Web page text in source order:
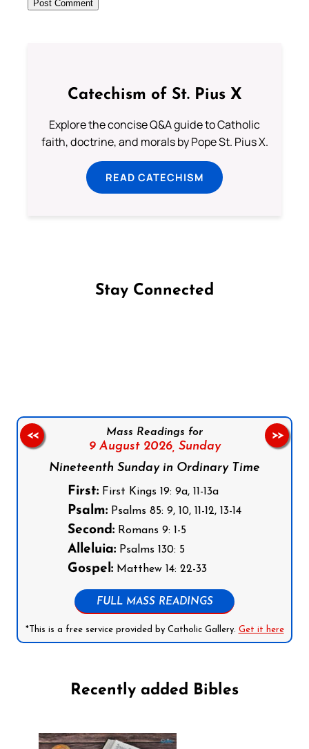
Catechism of St. Pius X
Explore the concise Q&A guide to Catholic
faith, doctrine, and morals by Pope St. Pius X.
READ CATECHISM
Stay Connected
Mass Readings for
9 August 2026, Sunday
Nineteenth Sunday in Ordinary Time
First: First Kings 19: 9a, 11-13a
Psalm: Psalms 85: 9, 10, 11-12, 13-14
Second: Romans 9: 1-5
Alleluia: Psalms 130: 5
Gospel: Matthew 14: 22-33
FULL MASS READINGS
*This is a free service provided by Catholic Gallery. Get it here
<< >>
Recently added Bibles